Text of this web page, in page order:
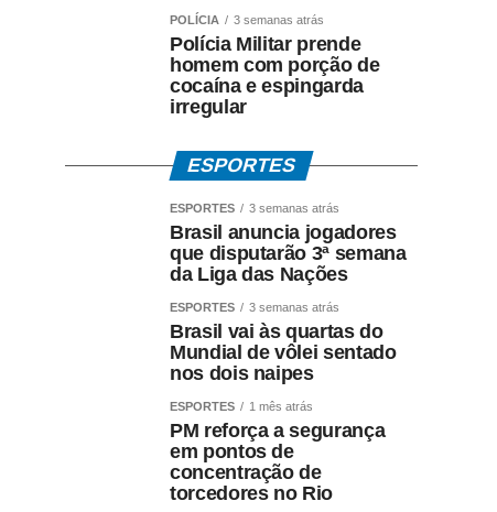
POLÍCIA 3 semanas atrás
Polícia Militar prende
homem com porção de
cocaína e espingarda
irregular
ESPORTES
ESPORTES 3 semanas atrás
Brasil anuncia jogadores
que disputarão 3ª semana
da Liga das Nações
ESPORTES 3 semanas atrás
Brasil vai às quartas do
Mundial de vôlei sentado
nos dois naipes
ESPORTES 1 mês atrás
PM reforça a segurança
em pontos de
concentração de
torcedores no Rio